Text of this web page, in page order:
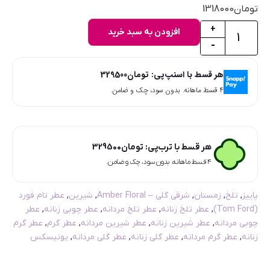
تومان1318000
-
+ افزودن به سبد خرید
هر قسط با اسنپ‌پی: تومان329500
۴ قسط ماهانه. بدون سود، چک و ضامن.
هر قسط با ترب‌پی: تومان329500
۴ قسط ماهانه. بدون سود، چک و ضامن.
پاییز, تلخ, زمستان, شرقی گلی – Amber Floral , شیرین, عطر تام فورد
(Tom Ford)
, عطر تلخ زنانه, عطر تلخ مردانه, عطر چوبی زنانه, عطر
چوبی مردانه, عطر شیرین زنانه, عطر شیرین مردانه, عطر گرم, عطر گرم
زنانه, عطر گرم مردانه, عطر گلی زنانه, عطر گلی مردانه, یونیسکس